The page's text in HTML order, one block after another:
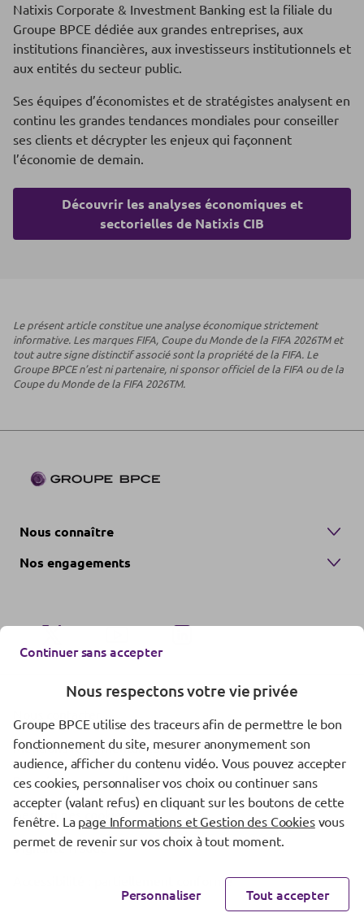
Natixis Corporate & Investment Banking est la filiale du
Groupe BPCE dédiée aux grandes entreprises, aux
institutions financières, aux investisseurs institutionnels et
aux entités du secteur public.
Ses équipes d’économistes et de stratégistes analysent en
continu les grandes tendances mondiales pour conseiller
ses clients et décrypter les enjeux qui façonnent
l’économie de demain.
Découvrir les analyses économiques et
sectorielles de Natixis CIB
Le présent article constitue une analyse économique strictement
informative. Les marques FIFA, Coupe du Monde de la FIFA 2026TM et
tout autre signe distinctif associé sont la propriété de la FIFA. Le
Groupe BPCE n’est ni partenaire, ni sponsor officiel de la FIFA ou de la
Coupe du Monde de la FIFA 2026TM.
Nous connaître
Nos engagements
Mentions réglementaires
Données personnelles
Gestion des cookies
Vigilance fraude
Accessibilité : partiellement conforme
Continuer sans accepter
Nous respectons votre vie privée
Groupe BPCE utilise des traceurs afin de permettre le bon
fonctionnement du site, mesurer anonymement son
audience, afficher du contenu vidéo. Vous pouvez accepter
ces cookies, personnaliser vos choix ou continuer sans
accepter (valant refus) en cliquant sur les boutons de cette
fenêtre. La page Informations et Gestion des Cookiesvous
permet de revenir sur vos choix à tout moment.
Personnaliser Tout accepter